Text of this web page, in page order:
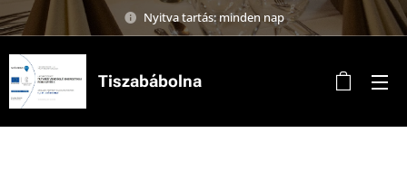
Nyitva tartás: minden nap
Tiszabábolna